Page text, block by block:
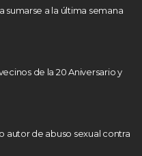
sumarse a la última semana
de la 20 Aniversario y
autor de abuso sexual contra